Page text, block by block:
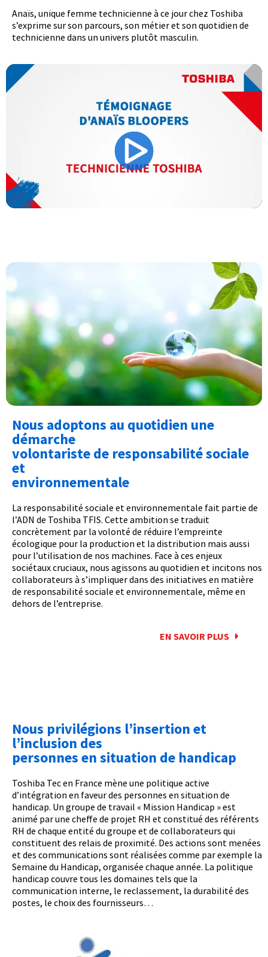
Anaïs, unique femme technicienne à ce jour chez Toshiba
s’exprime sur son parcours, son métier et son quotidien de
technicienne dans un univers plutôt masculin.
Nous adoptons au quotidien une
démarche
volontariste de responsabilité sociale
et
environnementale
La responsabilité sociale et environnementale fait partie de
l’ADN de Toshiba TFIS. Cette ambition se traduit
concrètement par la volonté de réduire l’empreinte
écologique pour la production et la distribution mais aussi
pour l’utilisation de nos machines. Face à ces enjeux
sociétaux cruciaux, nous agissons au quotidien et incitons nos
collaborateurs à s’impliquer dans des initiatives en matière
de responsabilité sociale et environnementale, même en
dehors de l’entreprise.
EN SAVOIR PLUS
Nous privilégions l’insertion et
l’inclusion des
personnes en situation de handicap
Toshiba Tec en France mène une politique active
d’intégration en faveur des personnes en situation de
handicap. Un groupe de travail « Mission Handicap » est
animé par une cheffe de projet RH et constitué des référents
RH de chaque entité du groupe et de collaborateurs qui
constituent des relais de proximité. Des actions sont menées
et des communications sont réalisées comme par exemple la
Semaine du Handicap, organisée chaque année. La politique
handicap couvre tous les domaines tels que la
communication interne, le reclassement, la durabilité des
postes, le choix des fournisseurs…